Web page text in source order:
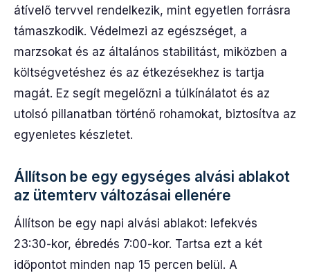
átívelő tervvel rendelkezik, mint egyetlen forrásra
támaszkodik. Védelmezi az egészséget, a
marzsokat és az általános stabilitást, miközben a
költségvetéshez és az étkezésekhez is tartja
magát. Ez segít megelőzni a túlkínálatot és az
utolsó pillanatban történő rohamokat, biztosítva az
egyenletes készletet.
Állítson be egy egységes alvási ablakot
az ütemterv változásai ellenére
Állítson be egy napi alvási ablakot: lefekvés
23:30-kor, ébredés 7:00-kor. Tartsa ezt a két
időpontot minden nap 15 percen belül. A